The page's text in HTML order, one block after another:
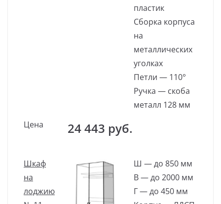
пластик
Сборка корпуса
на
металлических
уголках
Петли — 110°
Ручка — скоба
металл 128 мм
Цена
24 443 руб.
Шкаф
на
лоджию
Ш — до 850 мм
В — до 2000 мм
Г — до 450 мм